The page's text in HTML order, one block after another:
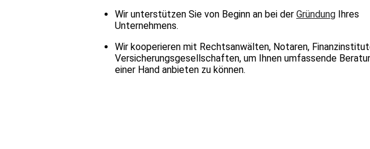
Wir unterstützen Sie von Beginn an bei der Gründung Ihres
Unternehmens.
Wir kooperieren mit Rechtsanwälten, Notaren,
Versicherungsgesellschaften, um Ihnen umfassende
einer Hand anbieten zu können.